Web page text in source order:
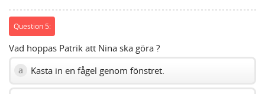
Question 5:
Vad hoppas Patrik att Nina ska göra ?
a Kasta in en fågel genom fönstret.